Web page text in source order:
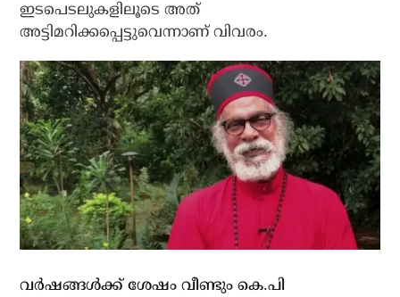
ഇടപെടലുകളിലൂടെ അത്
അട്ടിമറിക്കപ്പെട്ടുവെന്നാണ് വിവരം.
വര്‍ഷങ്ങള്‍ക്ക് ശേഷം വീണ്ടും കെ.പി